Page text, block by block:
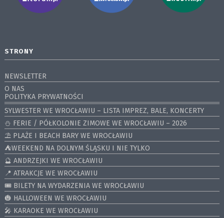
STRONY
NEWSLETTER
O NAS
POLITYKA PRYWATNOŚCI
SYLWESTER WE WROCŁAWIU – LISTA IMPREZ, BALE, KONCERTY
⛄️ FERIE / PÓŁKOLONIE ZIMOWE WE WROCŁAWIU – 2026
⛱️ PLAŻE I BEACH BARY WE WROCŁAWIU
⛺️WEEKEND NA DOLNYM ŚLĄSKU I NIE TYLKO
🔮 ANDRZEJKI WE WROCŁAWIU
📍 ATRAKCJE WE WROCŁAWIU
🎟️ BILETY NA WYDARZENIA WE WROCŁAWIU
🎃 HALLOWEEN WE WROCŁAWIU
🎤 KARAOKE WE WROCŁAWIU